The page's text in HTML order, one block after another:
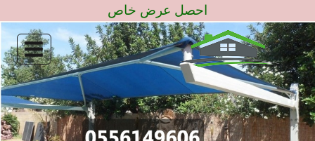
إلى
المحتوى
احصل عرض خاص